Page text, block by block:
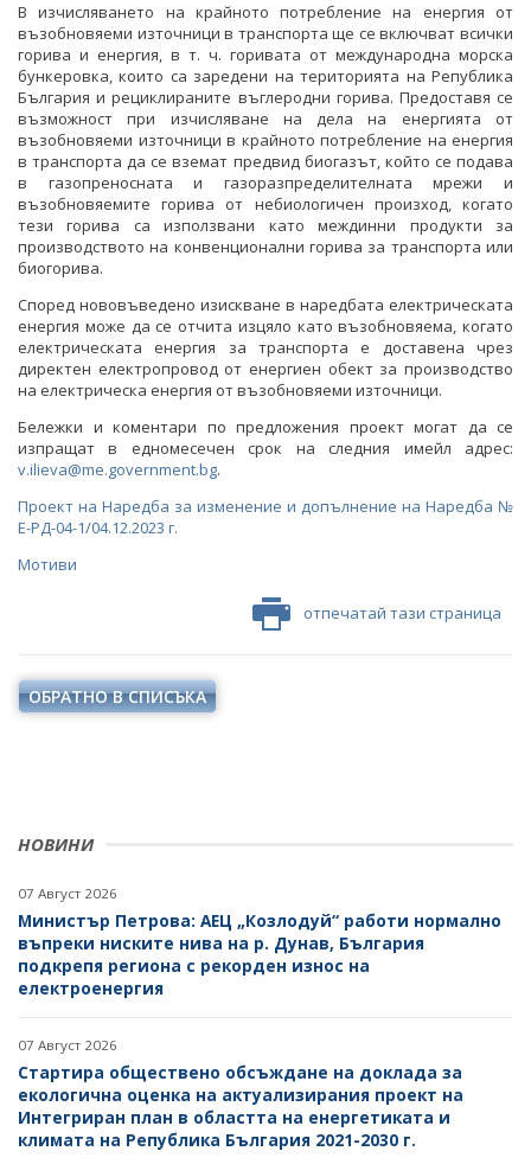
НОВИНИ
07 Август 2026
Министър Петрова: АЕЦ „Козлодуй“ работи нормално
въпреки ниските нива на р. Дунав, България
подкрепя региона с рекорден износ на
електроенергия
07 Август 2026
Стартира обществено обсъждане на доклада за
екологична оценка на актуализирания проект на
Интегриран план в областта на енергетиката и
климата на Република България 2021-2030 г.
В изчисляването на крайното потребление на енергия от
възобновяеми източници в транспорта ще се включват всички
горива и енергия, в т. ч. горивата от международна морска
бункеровка, които са заредени на територията на Република
България и рециклираните въглеродни горива. Предоставя се
възможност при изчисляване на дела на енергията от
възобновяеми източници в крайното потребление на енергия
в транспорта да се вземат предвид биогазът, който се подава
в газопреносната и газоразпределителната мрежи и
възобновяемите горива от небиологичен произход, когато
тези горива са използвани като междинни продукти за
производството на конвенционални горива за транспорта или
биогорива.
Според нововъведено изискване в наредбата електрическата
енергия може да се отчита изцяло като възобновяема, когато
електрическата енергия за транспорта е доставена чрез
директен електропровод от енергиен обект за производство
на електрическа енергия от възобновяеми източници.
Бележки и коментари по предложения проект могат да се
изпращат в едномесечен срок на следния имейл адрес:
v.ilieva@me.government.bg.
Проект на Наредба за изменение и допълнение на Наредба №
Е-РД-04-1/04.12.2023 г.
Мотиви
отпечатай тази страница
ОБРАТНО В СПИСЪКА